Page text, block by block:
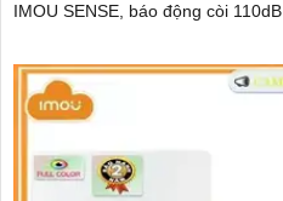
IMOU SENSE, báo động còi 110dB